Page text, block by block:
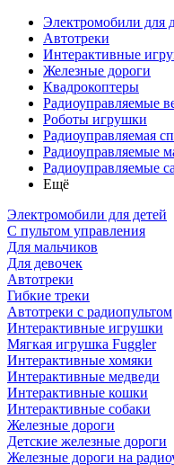
Электромобили для
Автотреки
Интерактивные
Железные дороги
Квадрокоптеры
Радиоуправляемые
Роботы игрушки
Радиоуправляемая
Радиоуправляемые
Радиоуправляемые
Ещё
Электромобили для детей
С пультом управления
Для мальчиков
Для девочек
Автотреки
Гибкие треки
Автотреки с радиопультом
Интерактивные игрушки
Мягкая игрушка Fuggler
Интерактивные хомяки
Интерактивные медведи
Интерактивные кошки
Интерактивные собаки
Железные дороги
Детские железные дороги
Железные дороги на